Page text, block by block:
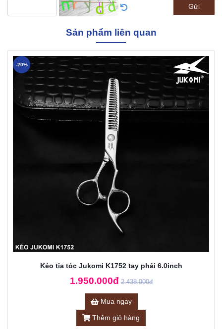
Gửi
Sản phẩm liên quan
Kéo tỉa tóc Jukomi K1752 tay phải 6.0inch
1.950.000đ 2.438.000đ
-20%
Mua ngay
Thêm giỏ hàng